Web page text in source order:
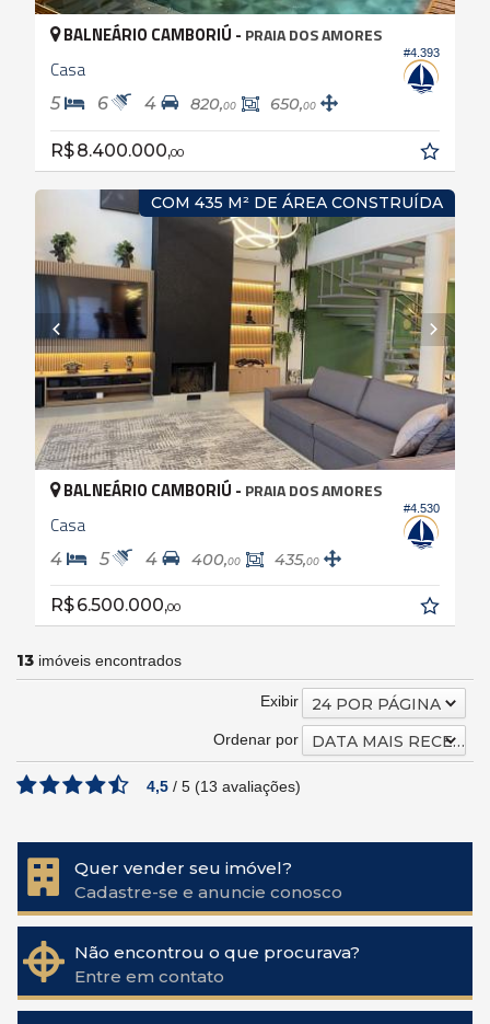
#4.393
BALNEÁRIO CAMBORIÚ - PRAIA DOS AMORES
Casa
5 6 4 820,00 650,00
R$ 8.400.000,00
COM 435 M² DE ÁREA CONSTRUÍDA
#4.530
BALNEÁRIO CAMBORIÚ - PRAIA DOS AMORES
Casa
4 5 4 400,00 435,00
R$ 6.500.000,00
13 imóveis encontrados
Exibir 24 POR PÁGINA
Ordenar por DATA MAIS RECENTE
4,5 / 5 (13 avaliações)
Quer vender seu imóvel?
Cadastre-se e anuncie conosco
Não encontrou o que procurava?
Entre em contato